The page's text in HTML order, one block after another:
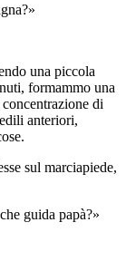
una piccola
formammo una
di
anteriori,
sul marciapiede,
guida papà?»